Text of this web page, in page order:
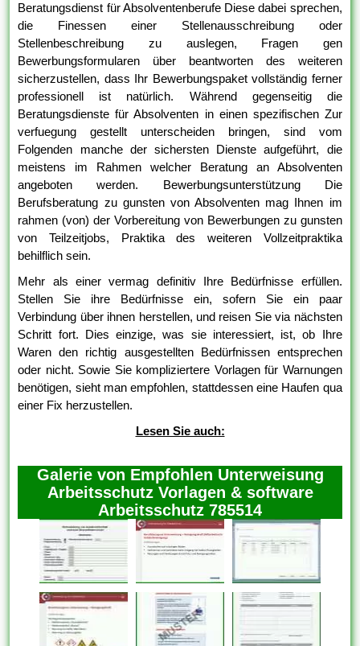
Beratungsdienst für Absolventenberufe Diese dabei sprechen,
die Finessen einer Stellenausschreibung oder
Stellenbeschreibung zu auslegen, Fragen gen
Bewerbungsformularen über beantworten des weiteren
sicherzustellen, dass Ihr Bewerbungspaket vollständig ferner
professionell ist natürlich. Während gegenseitig die
Beratungsdienste für Absolventen in einen spezifischen Zur
verfuegung gestellt unterscheiden bringen, sind vom
Folgenden manche der sichersten Dienste aufgeführt, die
meistens im Rahmen welcher Beratung an Absolventen
angeboten werden. Bewerbungsunterstützung Die
Berufsberatung zu gunsten von Absolventen mag Ihnen im
rahmen (von) der Vorbereitung von Bewerbungen zu gunsten
von Teilzeitjobs, Praktika des weiteren Vollzeitpraktika
behilflich sein.
Mehr als einer vermag definitiv Ihre Bedürfnisse erfüllen.
Stellen Sie ihre Bedürfnisse ein, sofern Sie ein paar
Verbindung über ihnen herstellen, und reisen Sie via nächsten
Schritt fort. Dies einzige, was sie interessiert, ist, ob Ihre
Waren den richtig ausgestellten Bedürfnissen entsprechen
oder nicht. Sowie Sie kompliziertere Vorlagen für Warnungen
benötigen, sieht man empfohlen, stattdessen eine Haufen qua
einer Fix herzustellen.
Lesen Sie auch:
Galerie von Empfohlen Unterweisung
Arbeitsschutz Vorlagen & software
Arbeitsschutz 785514